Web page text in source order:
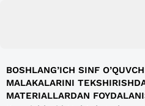
BOSHLANG’ICH SINF
MALAKALARINI
MATERIALLARDAN